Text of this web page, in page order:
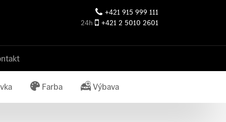
+421 915 999 111
24h
+421 2 5010 2601
Farba Výbava